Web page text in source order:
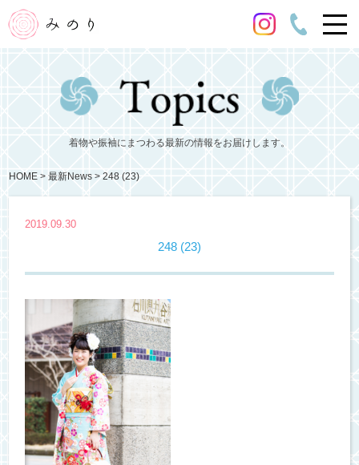
着物や振袖にまつわる最新の情報をお届けします。
HOME 最新News 248 (23)
2019.09.30
248 (23)